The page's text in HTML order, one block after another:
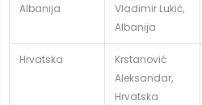
Albanija
Vladimir Lukić,
Albanija
Hrvatska
Krstanović
Aleksandar,
Hrvatska